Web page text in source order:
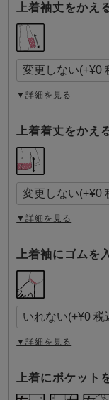
上着袖丈をかえ
▼詳細を見る
上着着丈をかえ
▼詳細を見る
上着袖にゴムを
▼詳細を見る
上着にポケット